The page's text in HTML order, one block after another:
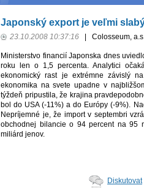
Japonský export je veľmi
23.10.2008 10:37:16 Colosseum,
Ministerstvo financií Japonska dnes
roku len o 1,5 percenta. Analytici
ekonomický rast je extrémne závislý
ekonomika na svete upadne v
týždeň pripustila, že krajina
bol do USA (-11%) a do Európy (-9%).
Nepríjemné je, že import v septembri
obchodnej bilancie o 94 percent na 95
miliárd jenov.
Diskutovat